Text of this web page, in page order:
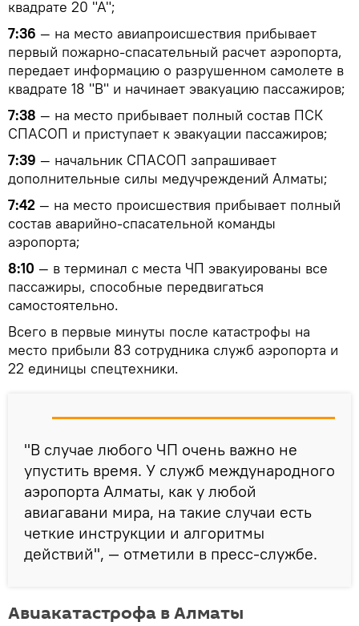
квадрате 20 "А";
7:36 — на место авиапроисшествия прибывает
первый пожарно-спасательный расчет аэропорта,
передает информацию о разрушенном самолете в
квадрате 18 "В" и начинает эвакуацию пассажиров;
7:38 — на место прибывает полный состав ПСК
СПАСОП и приступает к эвакуации пассажиров;
7:39 — начальник СПАСОП запрашивает
дополнительные силы медучреждений Алматы;
7:42 — на место происшествия прибывает полный
состав аварийно-спасательной команды
аэропорта;
8:10 — в терминал с места ЧП эвакуированы все
пассажиры, способные передвигаться
самостоятельно.
Всего в первые минуты после катастрофы на
место прибыли 83 сотрудника служб аэропорта и
22 единицы спецтехники.
"В случае любого ЧП очень важно не
упустить время. У служб международного
аэропорта Алматы, как у любой
авиагавани мира, на такие случаи есть
четкие инструкции и алгоритмы
действий", — отметили в пресс-службе.
Авиакатастрофа в Алматы